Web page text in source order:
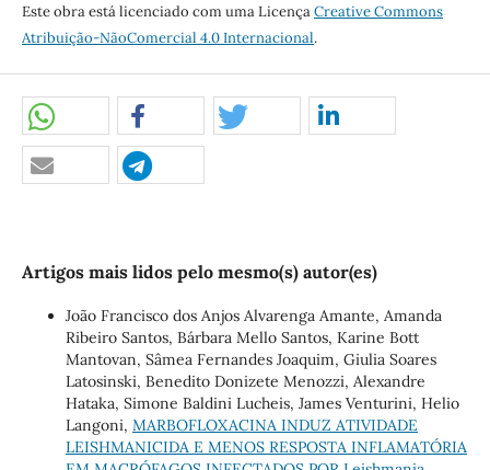
Este obra está licenciado com uma LicençaCreative Commons
Atribuição-NãoComercial 4.0 Internacional.
Artigos mais lidos pelo mesmo(s) autor(es)
João Francisco dos Anjos Alvarenga Amante, Amanda
Ribeiro Santos, Bárbara Mello Santos, Karine Bott
Mantovan, Sâmea Fernandes Joaquim, Giulia Soares
Latosinski, Benedito Donizete Menozzi, Alexandre
Hataka, Simone Baldini Lucheis, James Venturini, Helio
Langoni, MARBOFLOXACINA INDUZ ATIVIDADE
LEISHMANICIDA E MENOS RESPOSTA INFLAMATÓRIA